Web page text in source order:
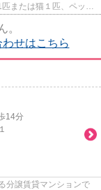
または猫１匹、ペット
。
せはこちら
14分
分譲賃貸マンションで